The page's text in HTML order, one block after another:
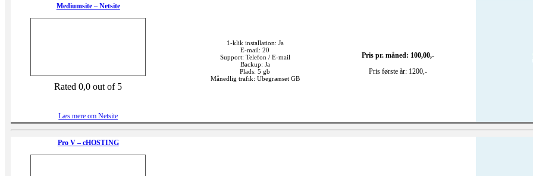
Mediumsite – Netsite
Rated 0,0 out of 5
Læs mere om Netsite
1-klik installation: Ja
E-mail: 20
Support: Telefon / E-mail
Backup: Ja
Plads: 5 gb
Månedlig trafik: Ubegrænset GB
Pris pr. måned: 100,00,-
Pris første år: 1200,-
Pro V – cHOSTING